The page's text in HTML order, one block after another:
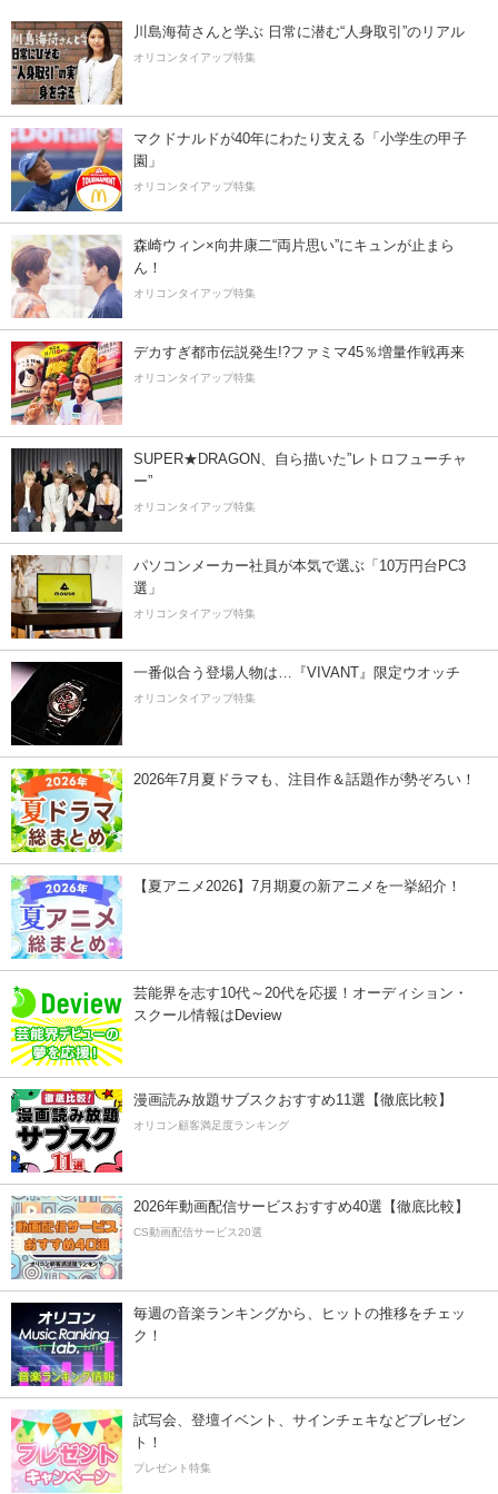
川島海荷さんと学ぶ 日常に潜む“人身取引”のリアル
オリコンタイアップ特集
マクドナルドが40年にわたり支える「小学生の甲子
園」
オリコンタイアップ特集
森崎ウィン×向井康二“両片思い”にキュンが止まら
ん！
オリコンタイアップ特集
デカすぎ都市伝説発生!?ファミマ45％増量作戦再来
オリコンタイアップ特集
SUPER★DRAGON、自ら描いた”レトロフューチャ
ー”
オリコンタイアップ特集
パソコンメーカー社員が本気で選ぶ「10万円台PC3
選」
オリコンタイアップ特集
一番似合う登場人物は…『VIVANT』限定ウオッチ
オリコンタイアップ特集
2026年7月夏ドラマも、注目作＆話題作が勢ぞろい！
【夏アニメ2026】7月期夏の新アニメを一挙紹介！
芸能界を志す10代～20代を応援！オーディション・
スクール情報はDeview
漫画読み放題サブスクおすすめ11選【徹底比較】
オリコン顧客満足度ランキング
2026年動画配信サービスおすすめ40選【徹底比較】
CS動画配信サービス20選
毎週の音楽ランキングから、ヒットの推移をチェッ
ク！
試写会、登壇イベント、サインチェキなどプレゼン
ト！
プレゼント特集